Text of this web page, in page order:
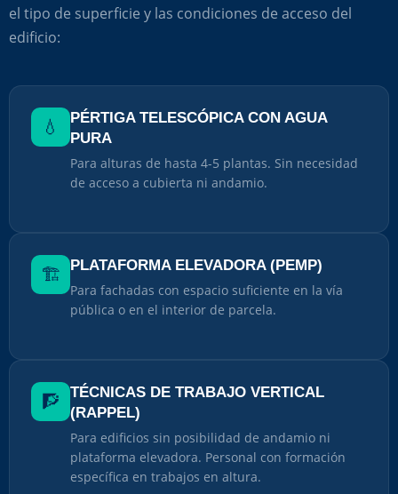
el tipo de superficie y las condiciones de acceso del
edificio:
💧
PÉRTIGA TELESCÓPICA CON AGUA
PURA
Para alturas de hasta 4-5 plantas. Sin necesidad
de acceso a cubierta ni andamio.
🏗️
PLATAFORMA ELEVADORA (PEMP)
Para fachadas con espacio suficiente en la vía
pública o en el interior de parcela.
🧗
TÉCNICAS DE TRABAJO VERTICAL
(RAPPEL)
Para edificios sin posibilidad de andamio ni
plataforma elevadora. Personal con formación
específica en trabajos en altura.